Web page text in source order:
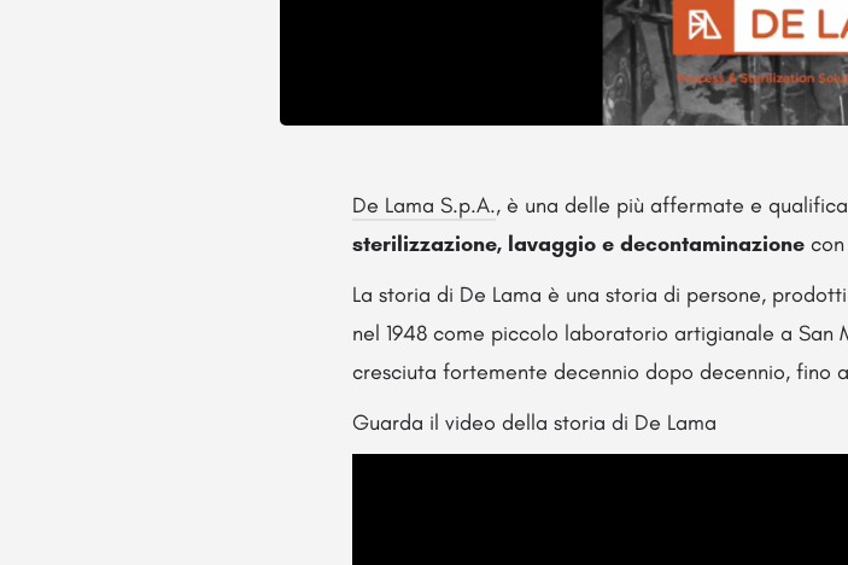
De Lama S.p.A., è una delle più affermate e
sterilizzazione, lavaggio e decontaminazione
La storia di De Lama è una storia di persone,
nel 1948 come piccolo laboratorio artigianale a San
cresciuta fortemente decennio dopo decennio, fino
Guarda il video della storia di De Lama